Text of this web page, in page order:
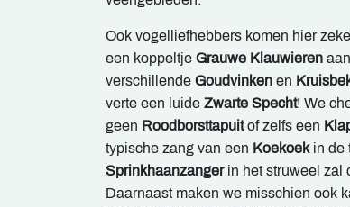
Ook vogelliefhebbers komen hier
een koppeltje Grauwe Klauwieren
verschillende Goudvinken en
verte een luide Zwarte Specht! We
geen Roodborsttapuitof zelfs een
typische zang van een Koekoekin de
Sprinkhaanzangerin het struweel zal
Daarnaast maken we misschien ook